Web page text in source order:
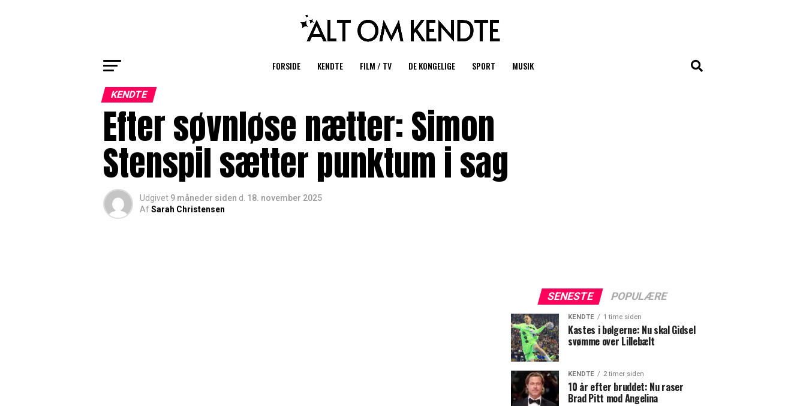
FORSIDE KENDTE FILM / TV DE KONGELIGE SPORT MUSIK
KENDTE
Efter søvnløse nætter: Simon
Stenspil sætter punktum i sag
Udgivet 9 måneder siden d. 18. november 2025
AfSarah Christensen
SENESTE POPULÆRE
KENDTE 1 time siden
Kastes i bølgerne: Nu skal Gidsel
svømme over Lillebælt
KENDTE 2 timer siden
10 år efter bruddet: Nu raser
Brad Pitt mod Angelina